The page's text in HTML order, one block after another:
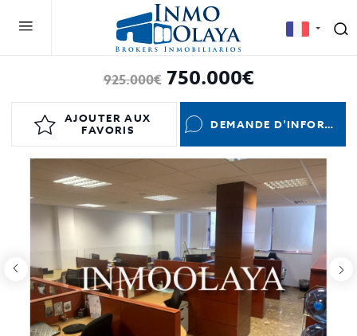
925.000€750.000€
AJOUTER AUX
FAVORIS
DEMANDE D'INFORMATIONS